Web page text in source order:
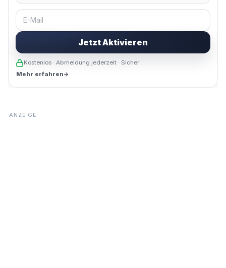
E-Mail
Jetzt Aktivieren
Kostenlos · Abmeldung jederzeit · Sicher
Mehr erfahren→